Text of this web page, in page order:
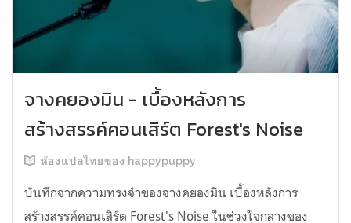
จางคยองมิน - เบื้องหลังการ
สร้างสรรค์คอนเสิร์ต Forest's Noise
ห้องแปลไทยของ happypuppy
บันทึกจากความทรงจำของจางคยองมิน เบื้องหลังการ
สร้างสรรค์คอนเสิร์ต Forest's Noise ในช่วงใจกลางของ